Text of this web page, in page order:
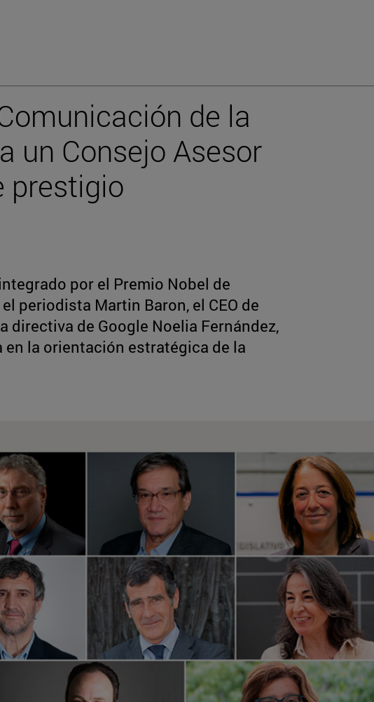
de la
un Consejo Asesor
prestigio
por el Premio Nobel de
periodista Martin Baron, el CEO de
directiva de Google Noelia Fernández,
la orientación estratégica de la